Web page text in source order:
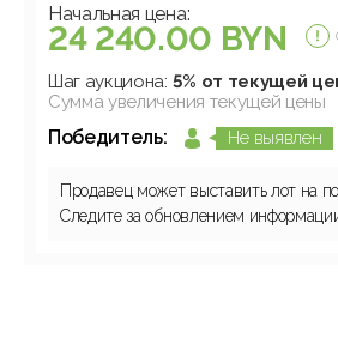
Начальная цена:
24 240.00 BYN
Шаг аукциона: 5% от текущей
Сумма увеличения текущей цены
Победитель: Не выявлен
Продавец может выставить лот на
Следите за обновлением